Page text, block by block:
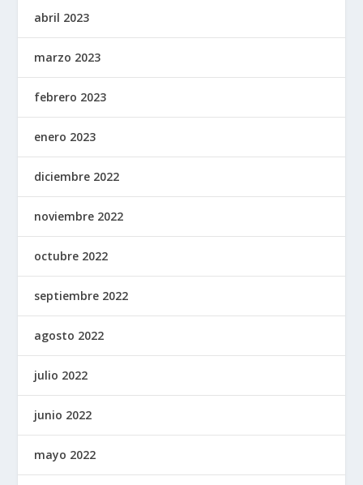
abril 2023
marzo 2023
febrero 2023
enero 2023
diciembre 2022
noviembre 2022
octubre 2022
septiembre 2022
agosto 2022
julio 2022
junio 2022
mayo 2022